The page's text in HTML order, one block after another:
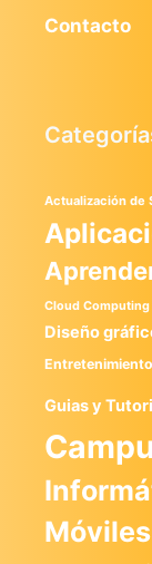
Contacto
Actualización de
Cloud Computing
Diseño
Guias y